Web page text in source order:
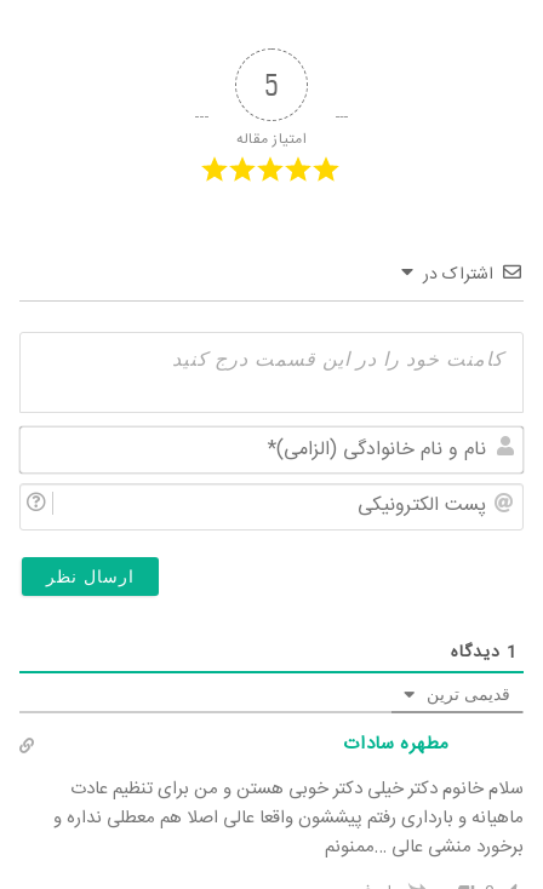
5
امتیاز مقاله
اشتراک در
و
1 دیدگاه
قدیمی ترین
مطهره سادات
سلام خانوم دکتر خیلی دکتر خوبی هستن و من برای تنظیم عادت
ماهیانه و بارداری رفتم پیششون واقعا عالی اصلا هم معطلی نداره و
برخورد منشی عالی …ممنونم